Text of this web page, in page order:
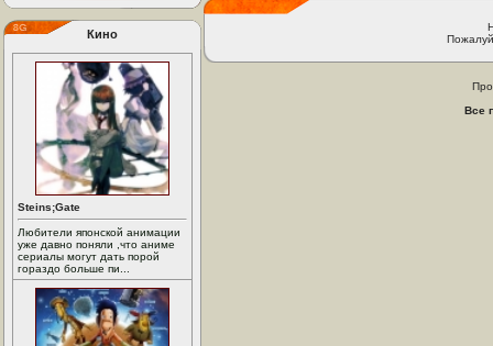
Кино
Steins;Gate
Любители японской анимации
уже давно поняли ,что аниме
сериалы могут дать порой
гораздо больше пи...
Все